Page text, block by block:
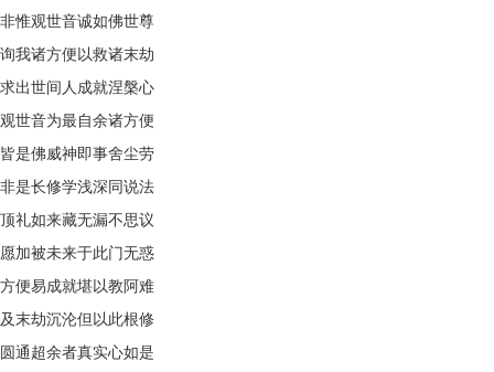
非惟观世音诚如佛世尊
询我诸方便以救诸末劫
求出世间人成就涅槃心
观世音为最自余诸方便
皆是佛威神即事舍尘劳
非是长修学浅深同说法
顶礼如来藏无漏不思议
愿加被未来于此门无惑
方便易成就堪以教阿难
及末劫沉沦但以此根修
圆通超余者真实心如是